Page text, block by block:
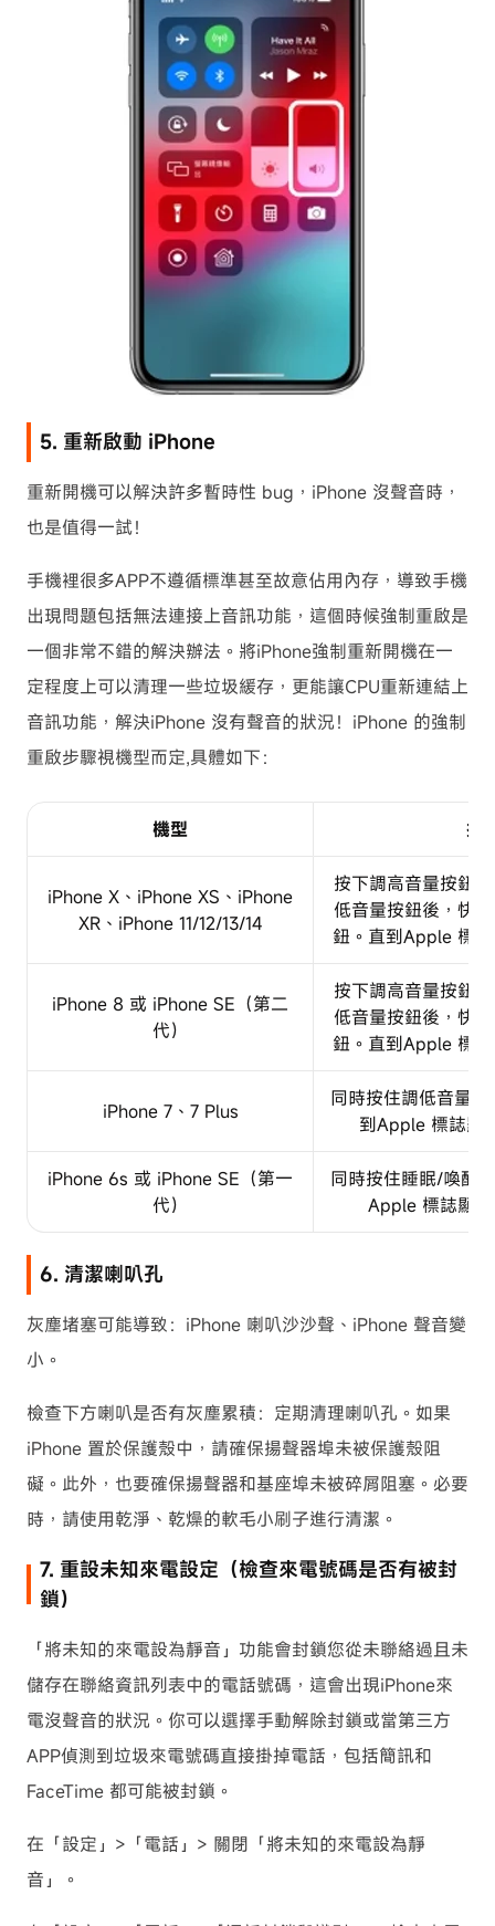
5. 重新啟動 iPhone
重新開機可以解決許多暫時性 bug，iPhone 沒聲音時，
也是值得一試！
手機裡很多APP不遵循標準甚至故意佔用內存，導致手機
出現問題包括無法連接上音訊功能，這個時候強制重啟是
一個非常不錯的解決辦法。將iPhone強制重新開機在一
定程度上可以清理一些垃圾緩存，更能讓CPU重新連結上
音訊功能，解決iPhone 沒有聲音的狀況！iPhone 的強制
重啟步驟視機型而定,具體如下：
機型 操
iPhone X、iPhone XS、iPhone
XR、iPhone 11/12/13/14
按下調高音量按鈕
低音量按鈕後，快
鈕。直到Apple 標
iPhone 8 或 iPhone SE（第二
代）
按下調高音量按鈕
低音量按鈕後，快
鈕。直到Apple 標
iPhone 7、7 Plus
同時按住調低音量
到Apple 標誌顯
iPhone 6s 或 iPhone SE（第一
代）
同時按住睡眠/喚醒
Apple 標誌顯
6. 清潔喇叭孔
灰塵堵塞可能導致：iPhone 喇叭沙沙聲、iPhone 聲音變
小。
檢查下方喇叭是否有灰塵累積：定期清理喇叭孔。如果
iPhone 置於保護殼中，請確保揚聲器埠未被保護殼阻
礙。此外，也要確保揚聲器和基座埠未被碎屑阻塞。必要
時，請使用乾淨、乾燥的軟毛小刷子進行清潔。
7. 重設未知來電設定（檢查來電號碼是否有被封
鎖）
「將未知的來電設為靜音」功能會封鎖您從未聯絡過且未
儲存在聯絡資訊列表中的電話號碼，這會出現iPhone來
電沒聲音的狀況。你可以選擇手動解除封鎖或當第三方
APP偵測到垃圾來電號碼直接掛掉電話，包括簡訊和
FaceTime 都可能被封鎖。
在「設定」>「電話」> 關閉「將未知的來電設為靜
音」。